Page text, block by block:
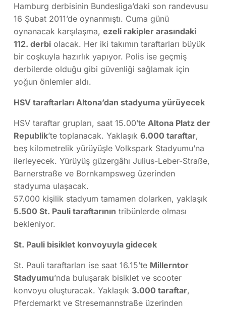
Hamburg derbisinin Bundesliga’daki son randevusu
16 Şubat 2011’de oynanmıştı. Cuma günü
oynanacak karşılaşma, ezeli rakipler arasındaki
112. derbi olacak. Her iki takımın taraftarları büyük
bir coşkuyla hazırlık yapıyor. Polis ise geçmiş
derbilerde olduğu gibi güvenliği sağlamak için
yoğun önlemler aldı.
HSV taraftarları Altona’dan stadyuma yürüyecek
HSV taraftar grupları, saat 15.00’te Altona Platz der
Republik’te toplanacak. Yaklaşık 6.000 taraftar,
beş kilometrelik yürüyüşle Volkspark Stadyumu’na
ilerleyecek. Yürüyüş güzergâhı Julius-Leber-Straße,
Barnerstraße ve Bornkampsweg üzerinden
stadyuma ulaşacak.
57.000 kişilik stadyum tamamen dolarken, yaklaşık
5.500 St. Pauli taraftarının tribünlerde olması
bekleniyor.
St. Pauli bisiklet konvoyuyla gidecek
St. Pauli taraftarları ise saat 16.15’te Millerntor
Stadyumu’nda buluşarak bisiklet ve scooter
konvoyu oluşturacak. Yaklaşık 3.000 taraftar,
Pferdemarkt ve Stresemannstraße üzerinden